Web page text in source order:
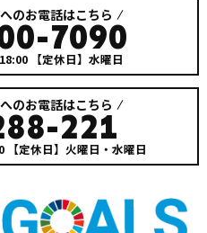
のお電話はこちら
7090
【定休日】水曜日
のお電話はこちら
221
【定休日】火曜日・水曜日